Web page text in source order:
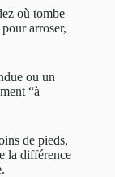
où tombe
arroser,
ou un
“à
de pieds,
la différence